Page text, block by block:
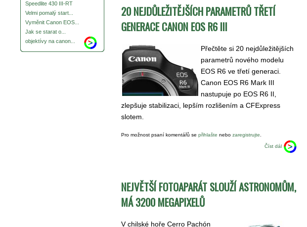
Speedlite 430 III-RT
Velmi pomalý start...
Vyměnit Canon EOS...
Jak se starat o...
objektívy na canon...
20 NEJDŮLEŽITĚJŠÍCH PARAMETRŮ TŘETÍ
GENERACE CANON EOS R6 III
Přečtěte si 20 nejdůležitějších
parametrů nového modelu
EOS R6 ve třetí generaci.
Canon EOS R6 Mark III
nastupuje po EOS R6 II,
zlepšuje stabilizaci, lepším rozlišením a CFExpress
slotem.
Pro možnost psaní komentářů se přihlašte nebo zaregistrujte
Číst dál
NEJVĚTŠÍ FOTOAPARÁT SLOUŽÍ ASTRONOMŮM,
MÁ 3200 MEGAPIXELŮ
V chilské hoře Cerro Pachón